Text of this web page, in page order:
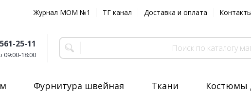
Журнал MOM №1 ТГ канал Доставка и оплата Контакты
25-11
18:00
Фурнитура швейная Ткани Костюмы